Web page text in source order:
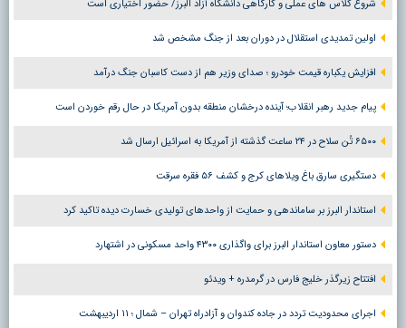
شروع کلاس های عملی و کارگاهی دانشگاه آزاد البرز/ حضور اختیاری است
اولین تمدیدی استقلال در دوران بعد از جنگ مشخص شد
افزایش یکباره قیمت خودرو ؛ صدای وزیر هم از دست کاسبان جنگ درآمد
پیام جدید رهبر انقلاب؛ آینده درخشان منطقه بدون آمریکا در حال رقم خوردن است
۶۵۰۰ تُن سلاح در ۲۴ ساعت گذشته از آمریکا به اسرائیل ارسال شد
دستگیری سارق باغ ویلاهای کرج و کشف ۵۶ فقره سرقت
استاندار البرز بر ساماندهی و حمایت از واحدهای تولیدی خسارت دیده تاکید کرد
دستور معاون استاندار البرز برای واگذاری ۴۳۰۰ واحد مسکونی در اشتهارد
افتتاح زیرگذر خلیج فارس در گرمدره + ویدئو
اجرای محدودیت تردد در جاده کندوان و آزادراه تهران – شمال ؛ ١١ اردیبهشت